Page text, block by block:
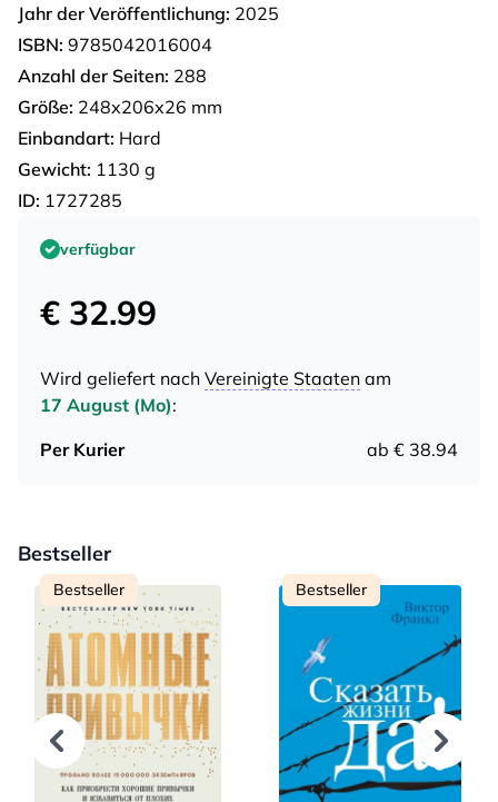
Jahr der Veröffentlichung: 2025
ISBN: 9785042016004
Anzahl der Seiten: 288
Größe: 248х206х26 mm
Einbandart: Hard
Gewicht: 1130 g
ID: 1727285
verfügbar
€ 32.99
Wird geliefert nach Vereinigte Staaten am
17 August (Mo):
Per Kurier
ab € 38.94
Bestseller
Bestseller Bestseller